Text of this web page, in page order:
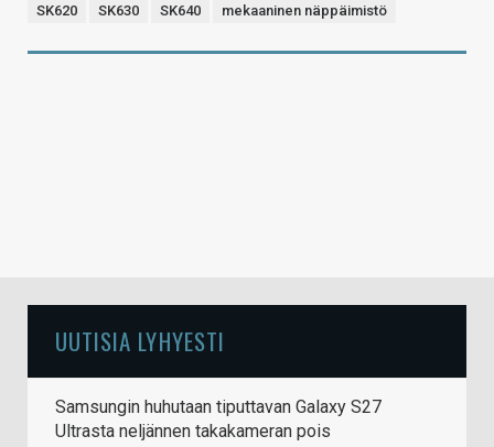
SK620
SK630 SK640 mekaaninen näppäimistö
UUTISIA LYHYESTI
Samsungin huhutaan tiputtavan Galaxy S27
Ultrasta neljännen takakameran pois